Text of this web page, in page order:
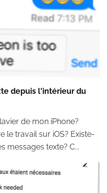
depuis l'intérieur du
de mon iPhone?
travail sur iOS? Existe-
messages texte? C...